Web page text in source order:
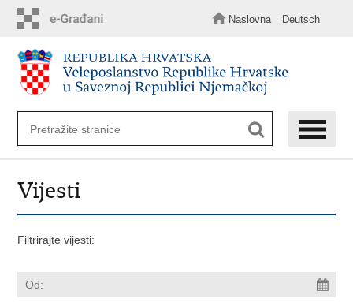
sadržaj
Naslovna Deutsch
Vijesti
Filtrirajte vijesti: